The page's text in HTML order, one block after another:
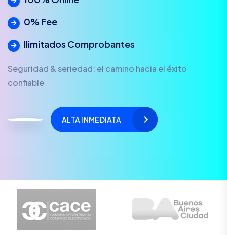
0% Fee
Ilimitados Comprobantes
Seguridad & seriedad: el camino hacia el éxito
confiable
ALTA INMEDIATA